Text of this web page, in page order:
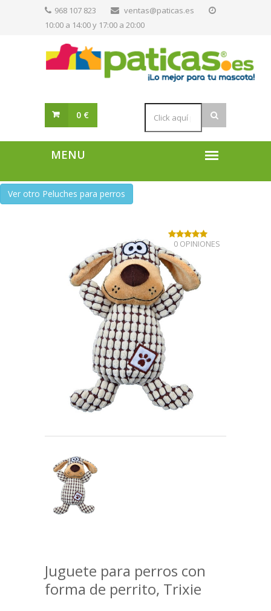
968 107 823
ventas@paticas.es
10:00 a 14:00 y 17:00 a 20:00
0 €
Ver otro Peluches para perros
Juguete para perros con
forma de perrito, Trixie
0 OPINIONES